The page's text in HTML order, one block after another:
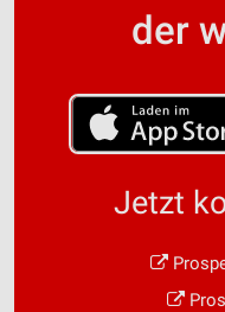
der
Jetzt